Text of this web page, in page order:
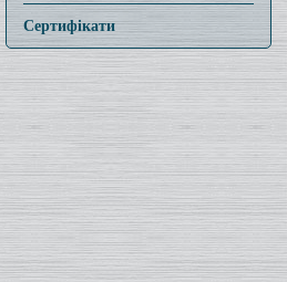
Сертифікати